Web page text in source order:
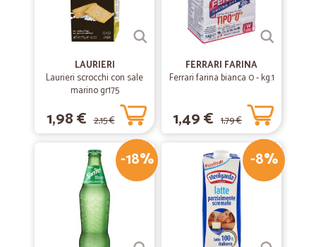
LAURIERI
Laurieri scrocchi con sale
marino gr175
1,98 € 2,15 €
FERRARI FARINA
Ferrari farina bianca 0 - kg.1
1,49 € 1,79 €
-18% -8%